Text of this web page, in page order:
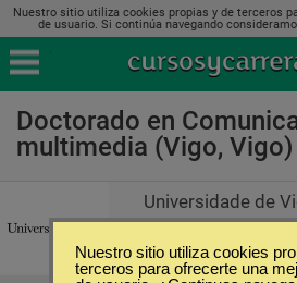
Nuestro sitio utiliza cookies propias y de terceros
de usuario. Si continúa navegando
Doctorado en
multimedia (Vigo, Vigo)
Universidade de
Nuestro sitio utiliza cookies
terceros para ofrecerte una